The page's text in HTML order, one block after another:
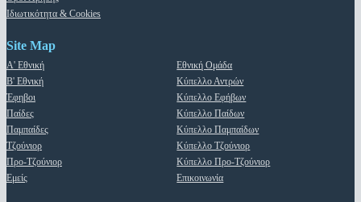
Ιδιωτικότητα & Cookies
Site Map
Α' Εθνική
Β' Εθνική
Έφηβοι
Παίδες
Παμπαίδες
Τζούνιορ
Προ-Τζούνιορ
Εμείς
Εθνική Ομάδα
Κύπελλο Αντρών
Κύπελλο Εφήβων
Κύπελλο Παίδων
Κύπελλο Παμπαίδων
Κύπελλο Τζούνιορ
Κύπελλο Προ-Τζούνιορ
Επικοινωνία